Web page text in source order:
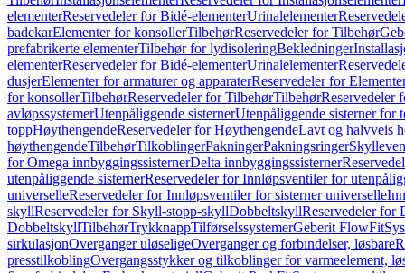
elementerReservedeler for Bidé-elementerUrinalelementer
badekarElementer for konsollerTilbehørReservedeler for Tilbehør
prefabrikerte elementerTilbehør for lydisoleringBekledninger
elementerReservedeler for Bidé-elementerUrinalelementer
dusjerElementer for armaturer og apparaterReservedeler for
for konsollerTilbehørReservedeler for TilbehørTilbehørReservedeler
avløpssystemerUtenpåliggende sisternerUtenpåliggende sisterner for
toppHøythengendeReservedeler for HøythengendeLavt og halvveis
høythengendeTilbehørTilkoblingerPakningerPakningsringer
for Omega innbyggingssisternerDelta innbyggingssisterner
utenpåliggende sisternerReservedeler for Innløpsventiler for
universelleReservedeler for Innløpsventiler for sisterner universelle
skyllReservedeler for Skyll-stopp-skyllDobbeltskyllReservedeler for
DobbeltskyllTilbehørTrykknappTilførselssystemerGeberit FlowFit
sirkulasjonOverganger uløseligeOverganger og forbindelser, løsbare
presstilkoblingOvergangsstykker og tilkoblinger for varmeelement,